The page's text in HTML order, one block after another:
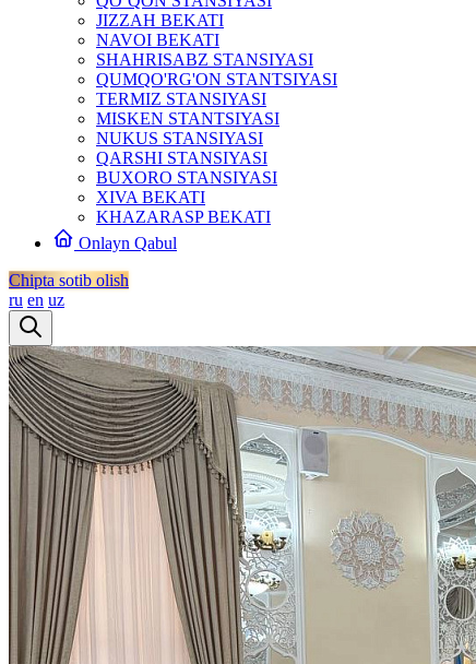
JIZZAH BEKATI
NAVOI BEKATI
SHAHRISABZ STANSIYASI
QUMQO'RG'ON STANTSIYASI
TERMIZ STANSIYASI
MISKEN STANTSIYASI
NUKUS STANSIYASI
QARSHI STANSIYASI
BUXORO STANSIYASI
XIVA BEKATI
KHAZARASP BEKATI
Onlayn Qabul
Chipta sotib olish
ru en uz